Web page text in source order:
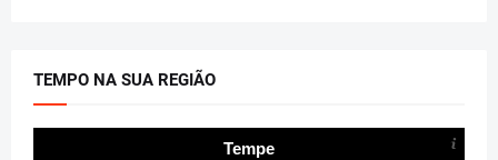
TEMPO NA SUA REGIÃO
Tempe